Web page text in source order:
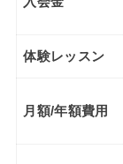
体験レッスン
月額/年額費用